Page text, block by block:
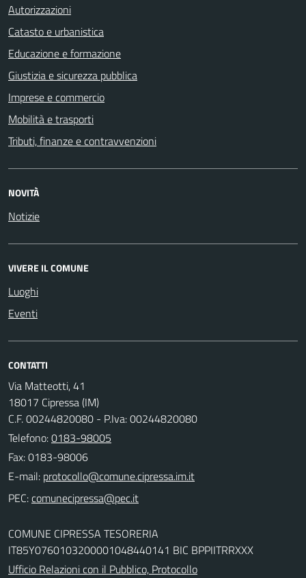
Autorizzazioni
Catasto e urbanistica
Educazione e formazione
Giustizia e sicurezza pubblica
Imprese e commercio
Mobilità e trasporti
Tributi, finanze e contravvenzioni
NOVITÀ
Notizie
VIVERE IL COMUNE
Luoghi
Eventi
CONTATTI
Via Matteotti, 41
18017 Cipressa (IM)
C.F. 00244820080 - P.Iva: 00244820080
Telefono:0183-98005
Fax: 0183-98006
E-mail:
PEC:
COMUNE CIPRESSA TESORERIA
IT85Y0760103200001048440141 BIC BPPIITRRXXX
Ufficio Relazioni con il Pubblico, Protocollo